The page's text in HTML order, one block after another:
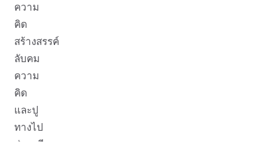
ความ
คิด
สร้างสรรค์
ลับคม
ความ
คิด
และปู
ทางไป